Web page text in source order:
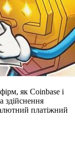
як Coinbase і
здійснення
платіжний